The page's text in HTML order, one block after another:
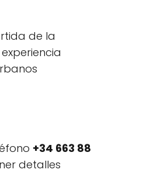
de la
+34 663 88
detalles